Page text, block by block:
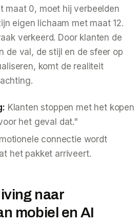
maat 0, moet hijverbeelden
eigen lichaam met maat 12.
verkeerd. Door klanten de
de val, de stijl en de sfeer op
komt de realiteit
Klanten stoppen met het kopen
het geval dat."
connectie wordt
het pakket arriveert.
naar
mobiel en AI